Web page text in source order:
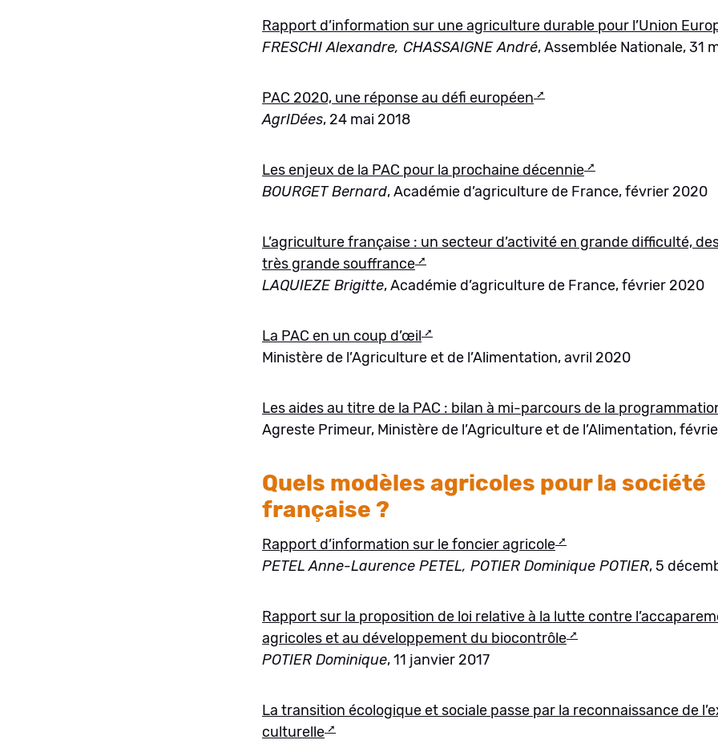
Rapport d’information sur une agriculture durable pour l’Union
FRESCHI Alexandre, CHASSAIGNE André, Assemblée Nationale, 31
PAC 2020, une réponse au défi européen
AgrIDées, 24 mai 2018
Les enjeux de la PAC pour la prochaine décennie
BOURGET Bernard, Académie d’agriculture de France, février 2020
L’agriculture française : un secteur d’activité en grande difficulté,
très grande souffrance
LAQUIEZE Brigitte, Académie d’agriculture de France, février 2020
La PAC en un coup d’œil
Ministère de l’Agriculture et de l’Alimentation, avril 2020
Les aides au titre de la PAC : bilan à mi-parcours de la
Agreste Primeur, Ministère de l’Agriculture et de l’Alimentation,
Quels modèles agricoles pour la société
française ?
Rapport d’information sur le foncier agricole
PETEL Anne-Laurence PETEL, POTIER Dominique POTIER, 5
Rapport sur la proposition de loi relative à la lutte contre
agricoles et au développement du biocontrôle
POTIER Dominique, 11 janvier 2017
La transition écologique et sociale passe par la reconnaissance de
culturelle